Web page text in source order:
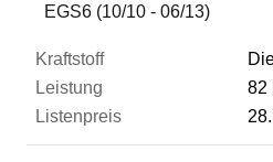
EGS6 (10/10 - 06/13)
82